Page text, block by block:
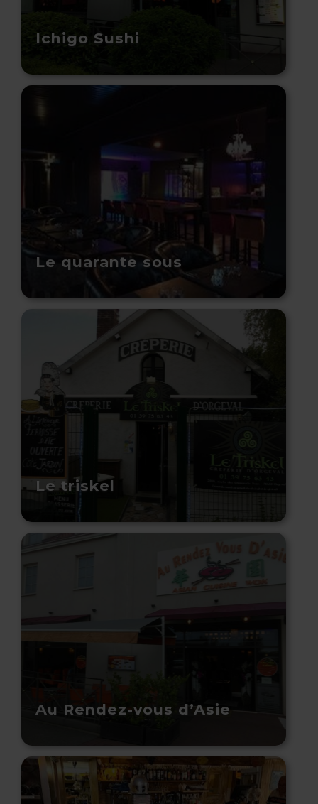
Ichigo Sushi
Le quarante sous
Le triskel
Au Rendez-vous d’Asie